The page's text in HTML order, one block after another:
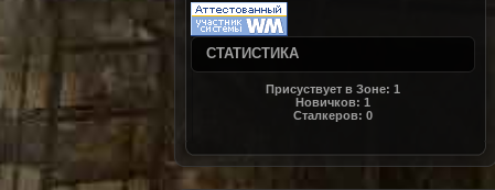
СТАТИСТИКА
Присуствует в Зоне: 1
Новичков: 1
Сталкеров: 0